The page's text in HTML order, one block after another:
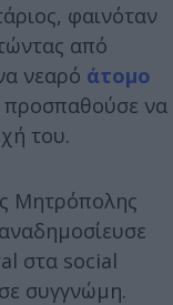
φαινόταν
από
νεαρό άτομο
να
του.
Μητρόπολης
στα social
συγγνώμη.